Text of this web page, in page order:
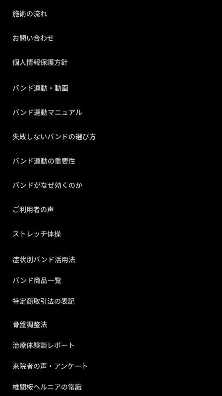
施術の流れ
お問い合わせ
個人情報保護方針
バンド運動・動画
バンド運動マニュアル
失敗しないバンドの選び方
バンド運動の重要性
バンドがなぜ効くのか
ご利用者の声
ストレッチ体操
症状別バンド活用法
バンド商品一覧
特定商取引法の表記
骨盤調整法
治療体験談レポート
来院者の声・アンケート
椎間板ヘルニアの常識